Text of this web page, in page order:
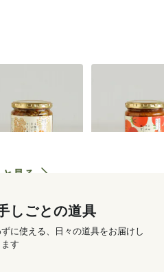
寿司 250g
1,250
ぜごはん 250g
と見る
しごとの道具
に使える、日々の道具をお届けし
ます